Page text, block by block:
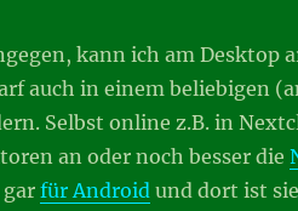
kann ich am Desktop
auch in einem beliebigen
Selbst online z.B. in
an oder noch besser die
für Androidund dort ist